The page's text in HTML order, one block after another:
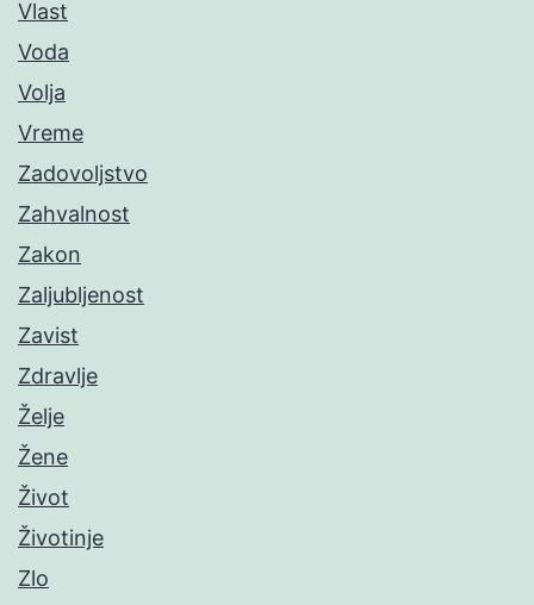
Vlast
Voda
Volja
Vreme
Zadovoljstvo
Zahvalnost
Zakon
Zaljubljenost
Zavist
Zdravlje
Želje
Žene
Život
Životinje
Zlo